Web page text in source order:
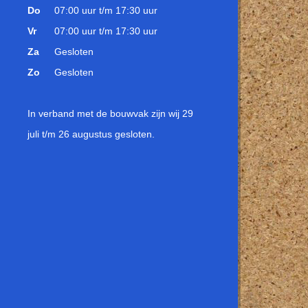
Kratactie - 10 + 2 Gratis inclusief
8 x Tec7 Wit, 2 x X-Tack Wit en 2 x Trans Clear lijmkit
Do
07:00 uur t/m 17:30 uur
Vr
07:00 uur t/m 17:30 uur
Za
Gesloten
Zo
Gesloten
In verband met de bouwvak zijn wij 29
juli t/m 26 augustus gesloten.